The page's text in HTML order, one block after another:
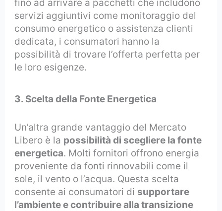
fino ad arrivare a pacchetti che includono
servizi aggiuntivi come monitoraggio del
consumo energetico o assistenza clienti
dedicata, i consumatori hanno la
possibilità di trovare l’offerta perfetta per
le loro esigenze.
3. Scelta della Fonte Energetica
Un’altra grande vantaggio del Mercato
Libero è la possibilità di scegliere la fonte
energetica. Molti fornitori offrono energia
proveniente da fonti rinnovabili come il
sole, il vento o l’acqua. Questa scelta
consente ai consumatori di supportare
l’ambiente e contribuire alla transizione